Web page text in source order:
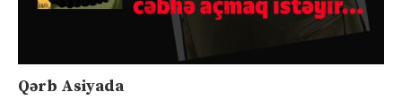
Qərb Asiyada